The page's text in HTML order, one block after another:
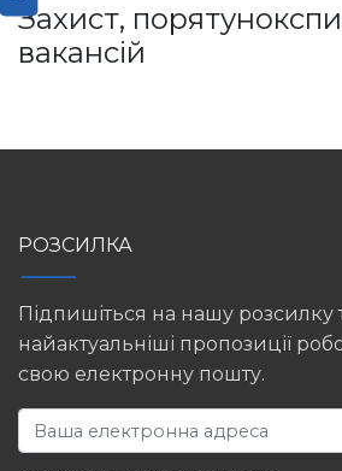
Захист,
вакансій
РОЗСИЛКА
Підпишіться на нашу розсилку
найактуальніші пропозиції
свою електронну пошту.